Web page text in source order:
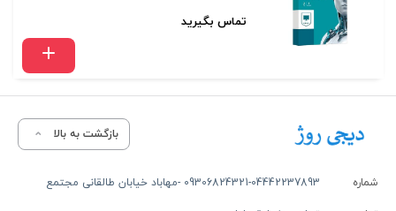
تماس بگیرید
بازگشت به بالا
شماره 09306824321-04442237893 -مهاباد خیابان طالقانی مجتمع